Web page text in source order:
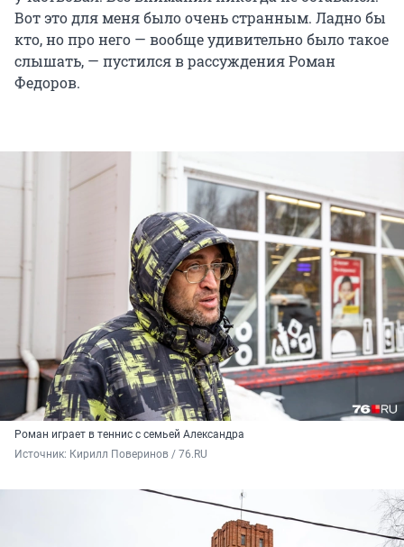
Вот это для меня было очень странным. Ладно бы
кто, но про него — вообще удивительно было такое
слышать, — пустился в рассуждения Роман
Федоров.
Роман играет в теннис с семьей Александра
Источник: Кирилл Поверинов / 76.RU